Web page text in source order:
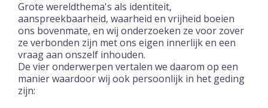
Grote wereldthema's als identiteit,
aanspreekbaarheid, waarheid en vrijheid boeien
ons bovenmate, en wij onderzoeken ze voor zover
ze verbonden zijn met ons eigen innerlijk en een
vraag aan onszelf inhouden.
De vier onderwerpen vertalen we daarom op een
manier waardoor wij ook persoonlijk in het geding
zijn: